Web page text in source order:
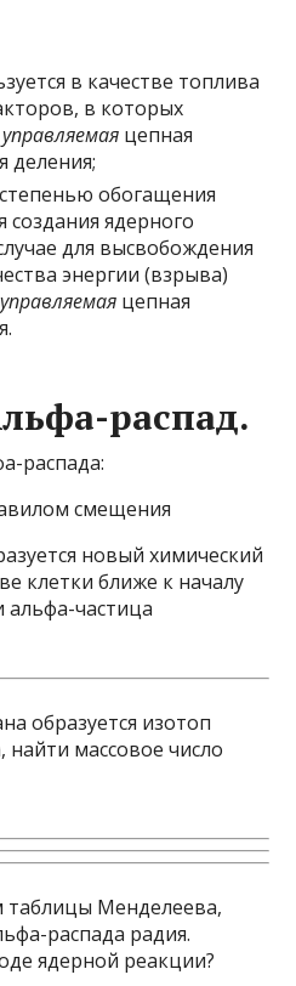
в качестве топлива
, в которых
управляемая цепная
деления;
обогащения
созданияядерного
для высвобождения
энергии (взрыва)
цепная
распад.
распада:
смещения
новый химический
клетки ближе к началу
частица
образуется изотоп
найти массовое число
таблицы Менделеева,
распада радия.
ядерной реакции?